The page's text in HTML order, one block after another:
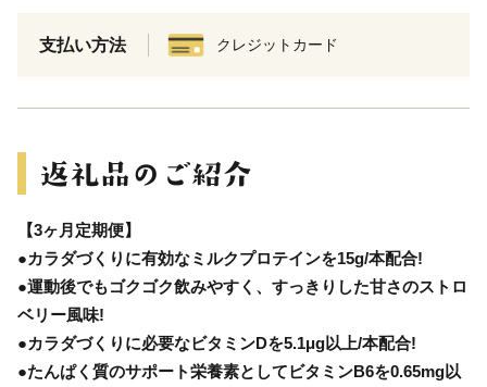
支払い方法 クレジットカード
【3ヶ月定期便】
●カラダづくりに有効なミルクプロテインを15g/本配合!
●運動後でもゴクゴク飲みやすく、すっきりした甘さのストロ
ベリー風味!
●カラダづくりに必要なビタミンDを5.1μg以上/本配合!
●たんぱく質のサポート栄養素としてビタミンB6を0.65mg以